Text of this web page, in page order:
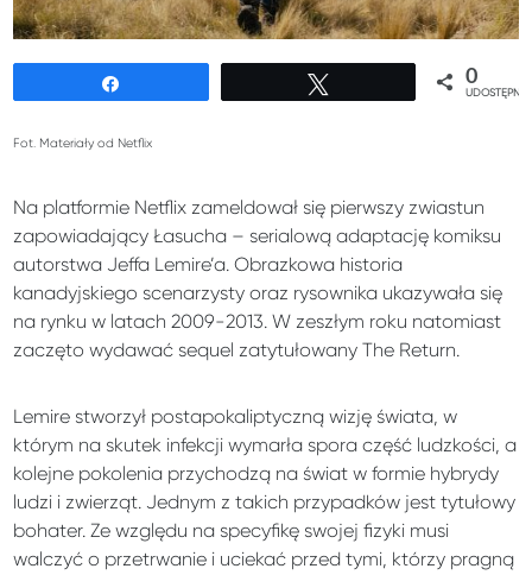
0
Fot. Materiały od Netflix
Na platformie Netflix zameldował się pierwszy zwiastun
zapowiadający Łasucha – serialową adaptację komiksu
autorstwa Jeffa Lemire’a. Obrazkowa historia
kanadyjskiego scenarzysty oraz rysownika ukazywała się
na rynku w latach 2009-2013. W zeszłym roku natomiast
zaczęto wydawać sequel zatytułowany The Return.
Lemire stworzył postapokaliptyczną wizję świata, w
którym na skutek infekcji wymarła spora część ludzkości, a
kolejne pokolenia przychodzą na świat w formie hybrydy
ludzi i zwierząt. Jednym z takich przypadków jest tytułowy
bohater. Ze względu na specyfikę swojej fizyki musi
walczyć o przetrwanie i uciekać przed tymi, którzy pragną